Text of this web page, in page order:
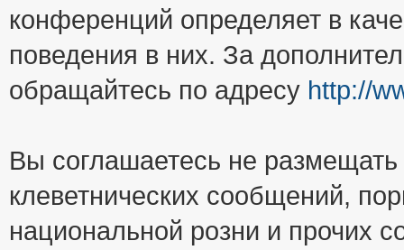
конференций определяет в
поведения в них. За
обращайтесь по адресу http://
Вы соглашаетесь не
клеветнических сообщений,
национальной розни и прочих